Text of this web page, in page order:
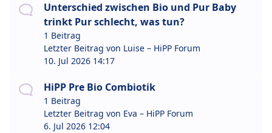
Unterschied zwischen Bio und Pur Baby
trinkt Pur schlecht, was tun?
1 Beitrag
Letzter Beitrag von Luise – HiPP Forum
10. Jul 2026 14:17
HiPP Pre Bio Combiotik
1 Beitrag
Letzter Beitrag von Eva – HiPP Forum
6. Jul 2026 12:04